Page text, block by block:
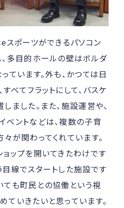
スポーツができるパソコン
、多目的ホールの壁はボルダ
ています。外も、かつては日
べてフラットにして、バスケ
ました。また、施設運営や、
ベントなどは、複数の子育
が関わってくれています。
ップを開いてきたわけです
線でスタートした施設です
ても町民との協働という視
いきたいと思っています。